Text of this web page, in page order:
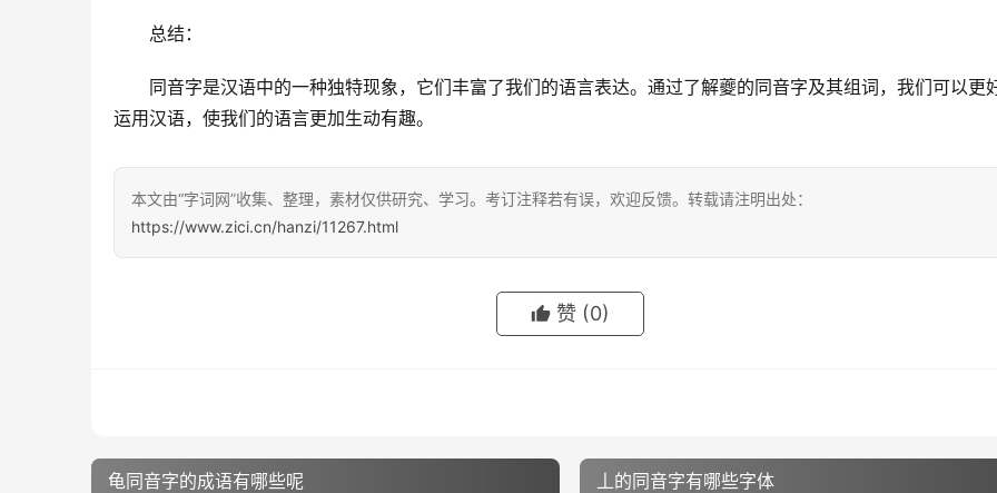
总结：
同音字是汉语中的一种独特现象，它们丰富了我们的语言表达。通过了解夔的同音字及其组词，我们可以更
运用汉语，使我们的语言更加生动有趣。
本文由“字词网”收集、整理，素材仅供研究、学习。考订注释若有误，欢迎反馈。转载请注明出处：
https://www.zici.cn/hanzi/11267.html
赞 (0)
龟同音字的成语有哪些呢 丄的同音字有哪些字体